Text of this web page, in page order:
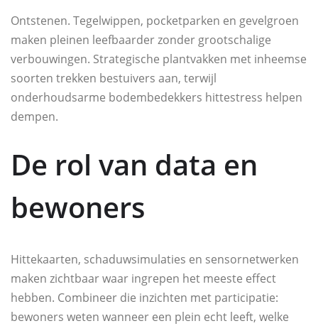
Ontstenen. Tegelwippen, pocketparken en gevelgroen
maken pleinen leefbaarder zonder grootschalige
verbouwingen. Strategische plantvakken met inheemse
soorten trekken bestuivers aan, terwijl
onderhoudsarme bodembedekkers hittestress helpen
dempen.
De rol van data en
bewoners
Hittekaarten, schaduwsimulaties en sensornetwerken
maken zichtbaar waar ingrepen het meeste effect
hebben. Combineer die inzichten met participatie:
bewoners weten wanneer een plein echt leeft, welke